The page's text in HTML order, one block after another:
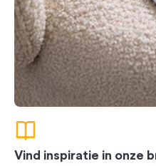
Vind inspiratie in onze